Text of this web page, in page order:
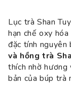
Lục trà Shan
hạn chế oxy
đặc tính nguyên
và hồng trà
thích nhờ
bản của búp trà